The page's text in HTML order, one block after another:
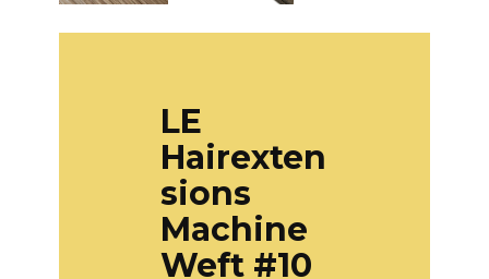
LE
Hairexten
sions
Machine
Weft #10